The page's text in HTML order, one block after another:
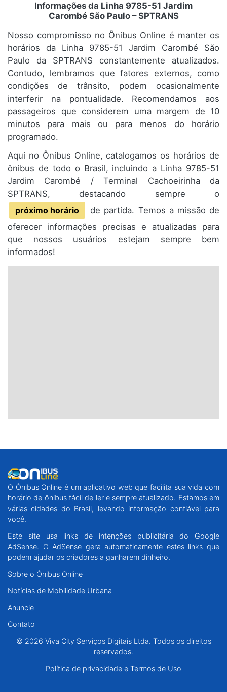
Informações da Linha 9785-51 Jardim
Carombé São Paulo – SPTRANS
Nosso compromisso no Ônibus Online é manter os
horários da Linha 9785-51 Jardim Carombé São
Paulo da SPTRANS constantemente atualizados.
Contudo, lembramos que fatores externos, como
condições de trânsito, podem ocasionalmente
interferir na pontualidade. Recomendamos aos
passageiros que considerem uma margem de 10
minutos para mais ou para menos do horário
programado.
Aqui no Ônibus Online, catalogamos os horários de
ônibus de todo o Brasil, incluindo a Linha 9785-51
Jardim Carombé / Terminal Cachoeirinha da
SPTRANS, destacando sempre o
próximo horário
de partida. Temos a missão de
oferecer informações precisas e atualizadas para
que nossos usuários estejam sempre bem
informados!
O Ônibus Online é um aplicativo web que facilita sua vida com
horário de ônibus fácil de ler e sempre atualizado. Estamos em
várias cidades do Brasil, levando informação confiável para
você.
Este site usa links de intenções publicitária do Google
AdSense. O AdSense gera automaticamente estes links que
podem ajudar os criadores a ganharem dinheiro.
Sobre o Ônibus Online
Notícias de Mobilidade Urbana
Anuncie
Contato
© 2026 Viva City Serviços Digitais Ltda. Todos os direitos
reservados.
Política de privacidade e Termos de Uso